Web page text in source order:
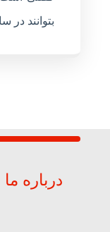
بتوانند در
درباره ما